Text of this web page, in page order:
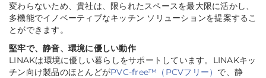
変わらないため、貴社は、限られたスペースを最大限に活かし、
多機能でイノベーティブなキッチン ソリューションを提案するこ
とができます。
堅牢で、静音、環境に優しい動作
LINAKは環境に優しい暮らしをサポートしています。LINAKキッ
チン向け製品のほとんどがPVC-free™（PCVフリー） で、静